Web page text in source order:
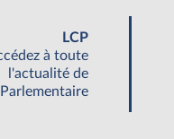
LCP
à toute
l'actualité de